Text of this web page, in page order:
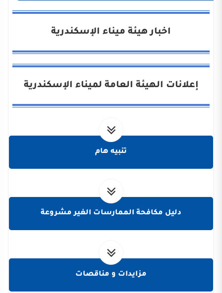
اخبار هيئة ميناء الإسكندرية
إعلانات الهيئة العامة لميناء الإسكندرية
تنبيه هام
دليل مكافحة الممارسات الغير مشروعة
مزايدات و مناقصات